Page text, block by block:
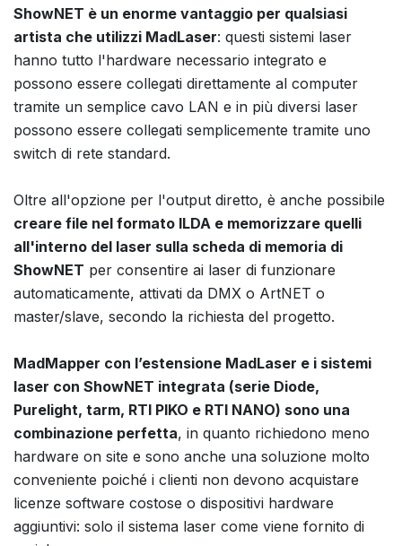
ShowNET è un enorme vantaggio per qualsiasi
artista che utilizzi MadLaser: questi sistemi laser
hanno tutto l'hardware necessario integrato e
possono essere collegati direttamente al computer
tramite un semplice cavo LAN e in più diversi laser
possono essere collegati semplicemente tramite uno
switch di rete standard.
Oltre all'opzione per l'output diretto, è anche possibile
creare file nel formato ILDA e memorizzare quelli
all'interno del laser sulla scheda di memoria di
ShowNET per consentire ai laser di funzionare
automaticamente, attivati da DMX o ArtNET o
master/slave, secondo la richiesta del progetto.
MadMapper con l’estensione MadLaser e i sistemi
laser con ShowNET integrata (serie Diode,
Purelight, tarm, RTI PIKO e RTI NANO) sono una
combinazione perfetta, in quanto richiedono meno
hardware on site e sono anche una soluzione molto
conveniente poiché i clienti non devono acquistare
licenze software costose o dispositivi hardware
aggiuntivi: solo il sistema laser come viene fornito di